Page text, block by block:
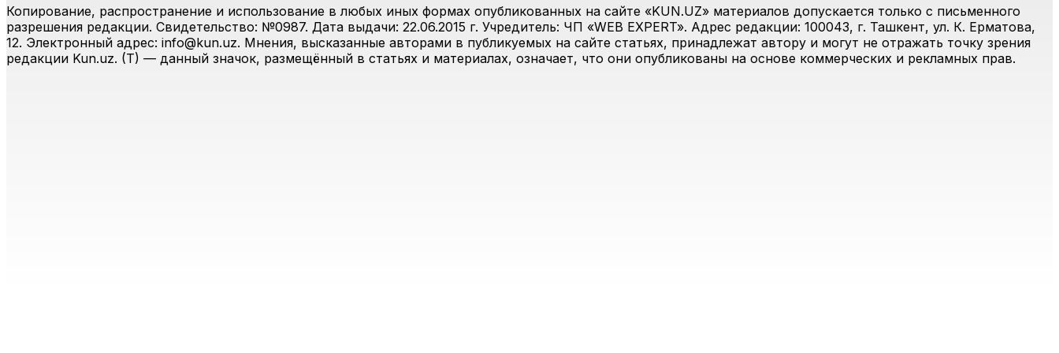
Копирование, распространение и использование в любых иных формах опубликованных на сайте «KUN.UZ» материалов допускается только с письменного
разрешения редакции. Свидетельство: №0987. Дата выдачи: 22.06.2015 г. Учредитель: ЧП «WEB EXPERT». Адрес редакции: 100043, г. Ташкент, ул. К. Ерматова,
12. Электронный адрес: info@kun.uz. Мнения, высказанные авторами в публикуемых на сайте статьях, принадлежат автору и могут не отражать точку зрения
редакции Kun.uz. (T) — данный значок, размещённый в статьях и материалах, означает, что они опубликованы на основе коммерческих и рекламных прав.